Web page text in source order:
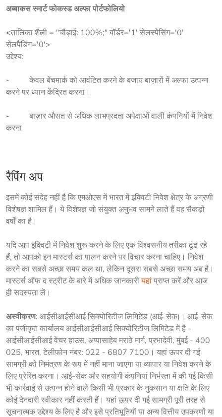
अब्बाकस स्मार्ट फोकस्ड अल्फा पोर्टफोलियो
<तालिका शैली = "चौड़ाई: 100%;" बॉर्डर='1' सेलस्पेसिंग='0'
सेलपैडिंग='0'>
उद्देश्य:
-          केवल बेंचमार्क को आवंटित करने के बजाय बाज़ारों में अल्फा उत्पन्न
करने पर ध्यान केंद्रित करना।
-          बाज़ार औसत से अधिक लाभप्रदता अपेक्षाओं वाली कंपनियों में निवेश
करना
रैपिंग अप
इसमें कोई संदेह नहीं है कि एमओएस में भारत में इक्विटी निवेश क्षेत्र के अग्रणी
विशेषज्ञ शामिल हैं। ये विशेषज्ञ जो संयुक्त अनुभव सामने लाते हैं वह सैकड़ों
वर्षों का है।
यदि आप इक्विटी में निवेश शुरू करने के लिए एक विश्वसनीय तरीका ढूंढ रहे
हैं, तो आपको इन मास्टर्स का पालन करने पर विचार करना चाहिए। निवेश
करने का सबसे अच्छा समय कल था, लेकिन दूसरा सबसे अच्छा समय अब ​​है।
मास्टर्स ऑफ द स्ट्रीट के बारे में अधिक जानकारी यहां प्राप्त करें और आज
ही सदस्यता लें।
अस्वीकरण: आईसीआईसीआई सिक्योरिटीज लिमिटेड (आई-सेक)। आई-सेक
का पंजीकृत कार्यालय आईसीआईसीआई सिक्योरिटीज लिमिटेड में है -
आईसीआईसीआई वेंचर हाउस, अप्पासाहेब मराठे मार्ग, प्रभादेवी, मुंबई - 400
025, भारत, टेलीफोन नंबर: 022 - 6807 7100। यहां ऊपर दी गई
सामग्री को निमंत्रण के रूप में नहीं माना जाएगा या व्यापार या निवेश करने के
लिए प्रेरित करना। आई-सेक और सहयोगी कंपनियां निर्भरता में की गई किसी
भी कार्रवाई से उत्पन्न होने वाले किसी भी प्रकार के नुकसान या क्षति के लिए
कोई देनदारी स्वीकार नहीं करती हैं। यहां ऊपर दी गई सामग्री पूरी तरह से
सूचनात्मक उद्देश्य के लिए है और इसे प्रतिभूतियों या अन्य वित्तीय उपकरणों या